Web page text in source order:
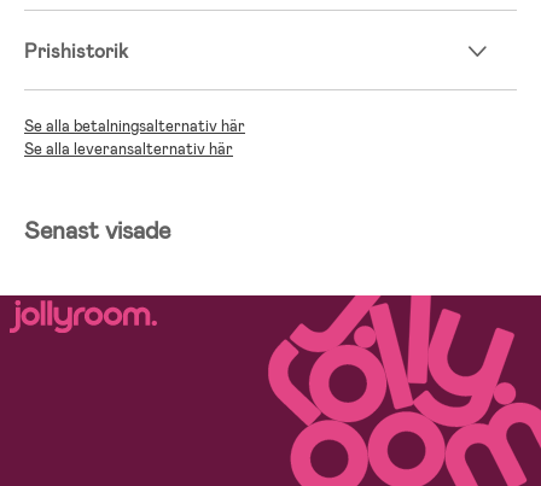
Prishistorik
Se alla betalningsalternativ här
Se alla leveransalternativ här
Senast visade